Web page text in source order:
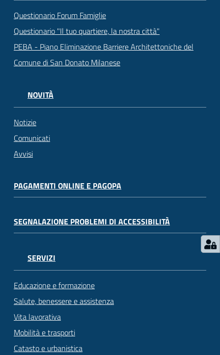
Questionario Forum Famiglie
Questionario "Il tuo quartiere, la nostra città"
PEBA - Piano Eliminazione Barriere Architettoniche del
Comune di San Donato Milanese
NOVITÀ
Notizie
Comunicati
Avvisi
PAGAMENTI ONLINE E PAGOPA
SEGNALAZIONE PROBLEMI DI ACCESSIBILITÀ
SERVIZI
Educazione e formazione
Salute, benessere e assistenza
Vita lavorativa
Mobilità e trasporti
Catasto e urbanistica